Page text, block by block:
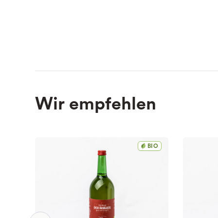
Wir empfehlen
BIO